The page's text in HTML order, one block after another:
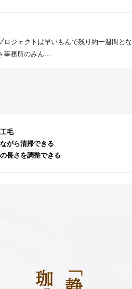
ジェクトは早いもんで残り約一週間とな
を事務所のみん...
毛
がら清掃できる
長さを調整できる